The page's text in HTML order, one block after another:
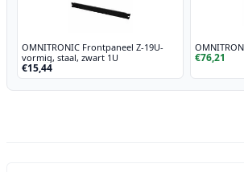
OMNITRONIC Frontpaneel Z-19U-
vormig, staal, zwart 1U
€15,44
€76,21